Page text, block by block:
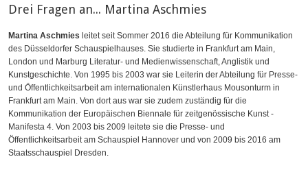
Drei Fragen an... Martina Aschmies
Martina Aschmies leitet seit Sommer 2016 die Abteilung für Kommunikation
des Düsseldorfer Schauspielhauses. Sie studierte in Frankfurt am Main,
London und Marburg Literatur- und Medienwissenschaft, Anglistik und
Kunstgeschichte. Von 1995 bis 2003 war sie Leiterin der Abteilung für Presse-
und Öffentlichkeitsarbeit am internationalen Künstlerhaus Mousonturm in
Frankfurt am Main. Von dort aus war sie zudem zuständig für die
Kommunikation der Europäischen Biennale für zeitgenössische Kunst -
Manifesta 4. Von 2003 bis 2009 leitete sie die Presse- und
Öffentlichkeitsarbeit am Schauspiel Hannover und von 2009 bis 2016 am
Staatsschauspiel Dresden.